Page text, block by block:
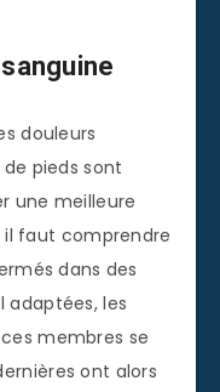
douleurs
pieds sont
une meilleure
il faut comprendre
dans des
adaptées, les
membres se
ont alors